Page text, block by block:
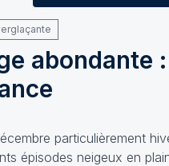
abondante
particulièrement
épisodes neigeux en